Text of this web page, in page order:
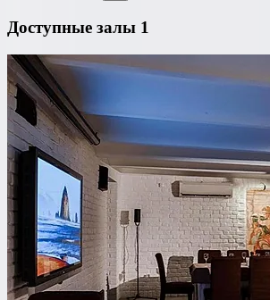
Доступные залы 1